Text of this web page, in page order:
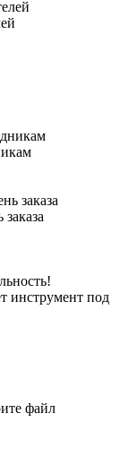
инструмент под
файл